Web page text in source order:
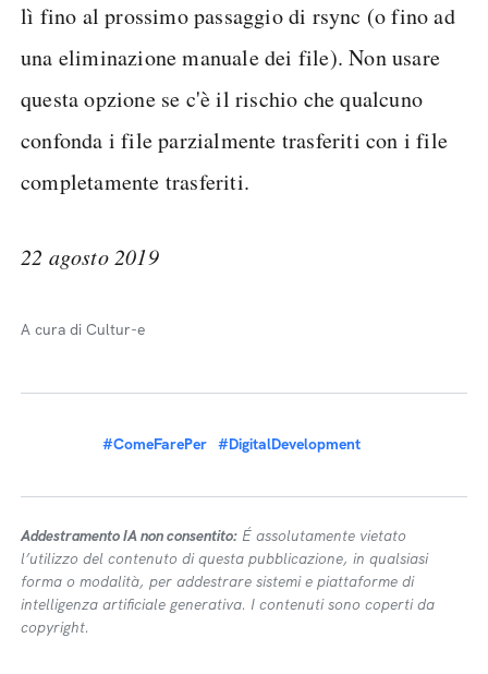
lì fino al prossimo passaggio di rsync (o fino ad
una eliminazione manuale dei file). Non usare
questa opzione se c'è il rischio che qualcuno
confonda i file parzialmente trasferiti con i file
completamente trasferiti.
22 agosto 2019
A cura di Cultur-e
#ComeFarePer #DigitalDevelopment
Addestramento IA non consentito: É assolutamente vietato
l’utilizzo del contenuto di questa pubblicazione, in qualsiasi
forma o modalità, per addestrare sistemi e piattaforme di
intelligenza artificiale generativa. I contenuti sono coperti da
copyright.